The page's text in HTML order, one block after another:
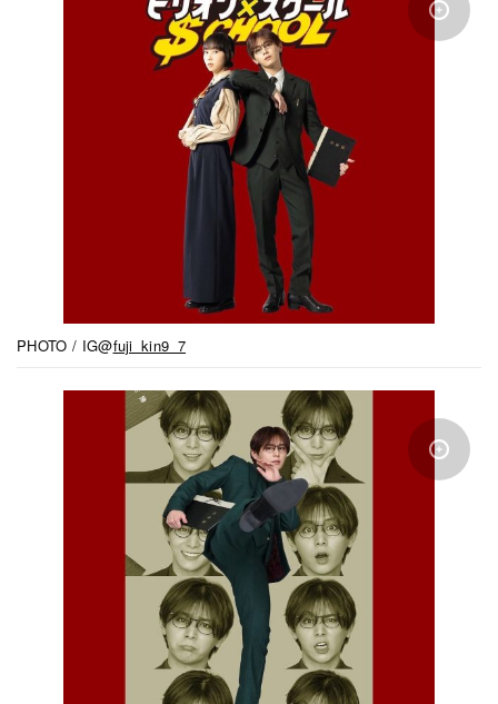
PHOTO / IG@fuji_kin9_7